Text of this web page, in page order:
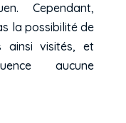
Cependant,
la possibilité de
ainsi visités, et
aucune